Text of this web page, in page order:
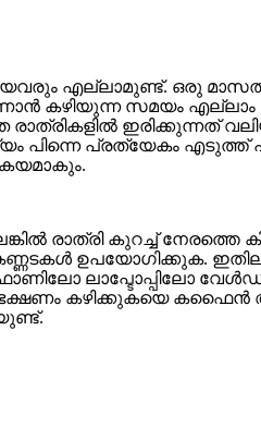
എല്ലാമുണ്ട്. ഒരു
കഴിയുന്ന സമയം എല്ലാം
ഇരിക്കുന്നത്
പിന്നെ പ്രത്യേകം
രാത്രി കുറച്ച് നേരത്തെ
ഉപയോ​ഗിക്കുക.
ലാപ്ടോപ്പിലോ
കഴിക്കുകയെ കഫൈൻ